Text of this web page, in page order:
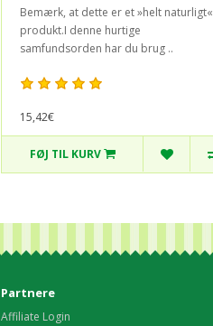
Bemærk, at dette er et »helt naturligt«
produkt.I denne hurtige
samfundsorden har du brug ..
15,42€
FØJ TIL KURV
Partnere
Affiliate Login